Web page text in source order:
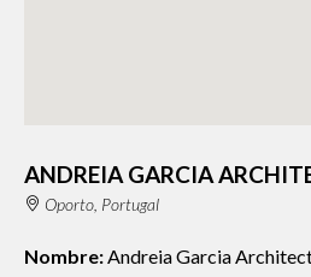
ANDREIA GARCIA
Oporto, Portugal
Nombre: Andreia Garcia